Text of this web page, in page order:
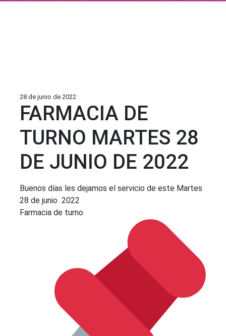
28 de junio de 2022
FARMACIA DE
TURNO MARTES 28
DE JUNIO DE 2022
Buenos días les dejamos el servicio de este Martes
28 de junio 2022
Farmacia de turno